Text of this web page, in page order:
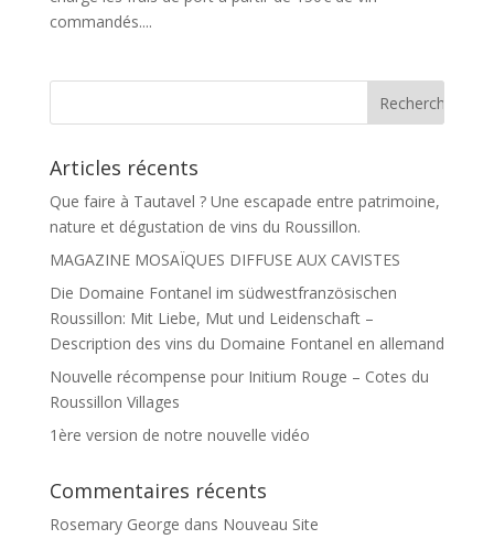
commandés....
Articles récents
Que faire à Tautavel ? Une escapade entre patrimoine,
nature et dégustation de vins du Roussillon.
MAGAZINE MOSAÏQUES DIFFUSE AUX CAVISTES
Die Domaine Fontanel im südwestfranzösischen
Roussillon: Mit Liebe, Mut und Leidenschaft –
Description des vins du Domaine Fontanel en allemand
Nouvelle récompense pour Initium Rouge – Cotes du
Roussillon Villages
1ère version de notre nouvelle vidéo
Commentaires récents
Rosemary George dans Nouveau Site